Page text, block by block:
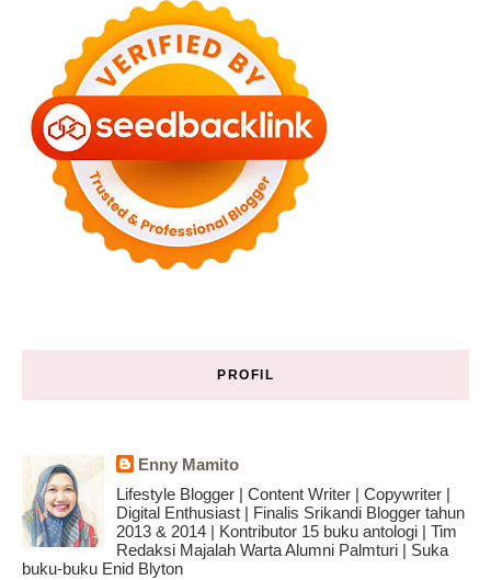
PROFIL
Enny Mamito
Lifestyle Blogger | Content Writer | Copywriter |
Digital Enthusiast | Finalis Srikandi Blogger tahun
2013 & 2014 | Kontributor 15 buku antologi | Tim
Redaksi Majalah Warta Alumni Palmturi | Suka
buku-buku Enid Blyton